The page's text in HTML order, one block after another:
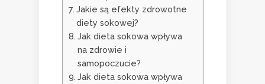
Jakie są efekty zdrowotne
diety sokowej?
Jak dieta sokowa wpływa
na zdrowie i
samopoczucie?
Jak dieta sokowa wpływa